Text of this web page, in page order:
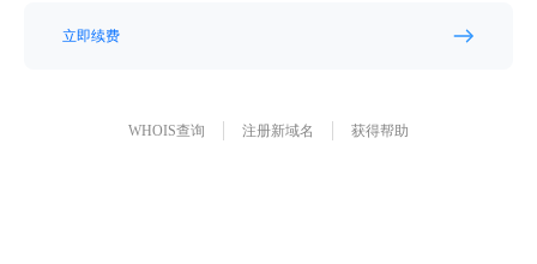
立即续费
WHOIS查询 注册新域名 获得帮助